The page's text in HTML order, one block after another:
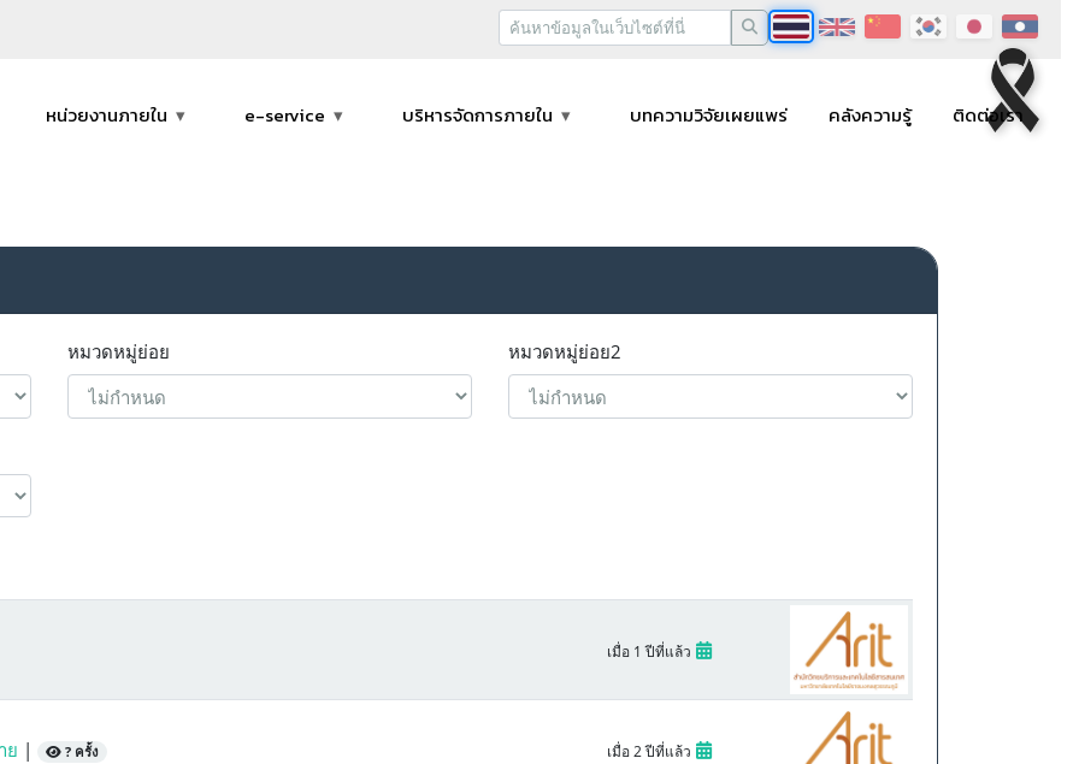
หน่วยงานภายใน e-service บริหารจัดการภายใน บทความวิจัยเผยแพร่ คลังความรู้ ติดต่อเรา
หมวดหมู่ย่อย หมวดหมู่ย่อย2
เมื่อ 1 ปีที่แล้ว
ย | ? ครั้ง เมื่อ 2 ปีที่แล้ว